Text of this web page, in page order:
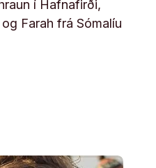
í Hafnafirði,
Farah frá Sómalíu